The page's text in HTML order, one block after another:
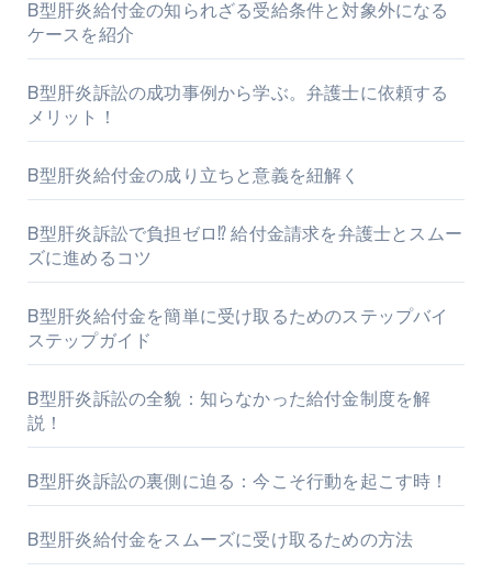
B型肝炎給付金の知られざる受給条件と対象外になる
ケースを紹介
B型肝炎訴訟の成功事例から学ぶ。弁護士に依頼する
メリット！
B型肝炎給付金の成り立ちと意義を紐解く
B型肝炎訴訟で負担ゼロ⁉ 給付金請求を弁護士とスムー
ズに進めるコツ
B型肝炎給付金を簡単に受け取るためのステップバイ
ステップガイド
B型肝炎訴訟の全貌：知らなかった給付金制度を解
説！
B型肝炎訴訟の裏側に迫る：今こそ行動を起こす時！
B型肝炎給付金をスムーズに受け取るための方法